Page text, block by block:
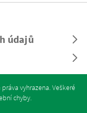
údajů
vyhrazena. Veškeré
chyby.